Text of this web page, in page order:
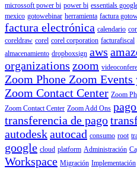
microssoft power bi power bi essentials
mexico gotowebinar herramienta factura
factura electrónica calendario
coreldraw corel corel corporation facturafiscal
almacenamiento dropboxsign aws
organizations zoom
Zoom Phone Zoom
Zoom Contact Center Zoom
Zoom Contact Center Zoom Add Ons
transferencia de pago
autodeskautocad consumo root
google cloud platform Administración
Workspace Migración Implementación